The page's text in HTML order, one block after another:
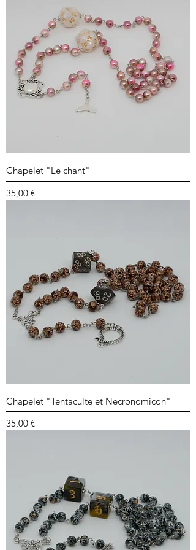
Chapelet "Le chant"
Prix
35,00 €
Chapelet "Tentaculte et Necronomicon"
Prix
35,00 €